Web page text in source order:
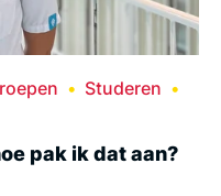
Studeren
pak ik dat aan?